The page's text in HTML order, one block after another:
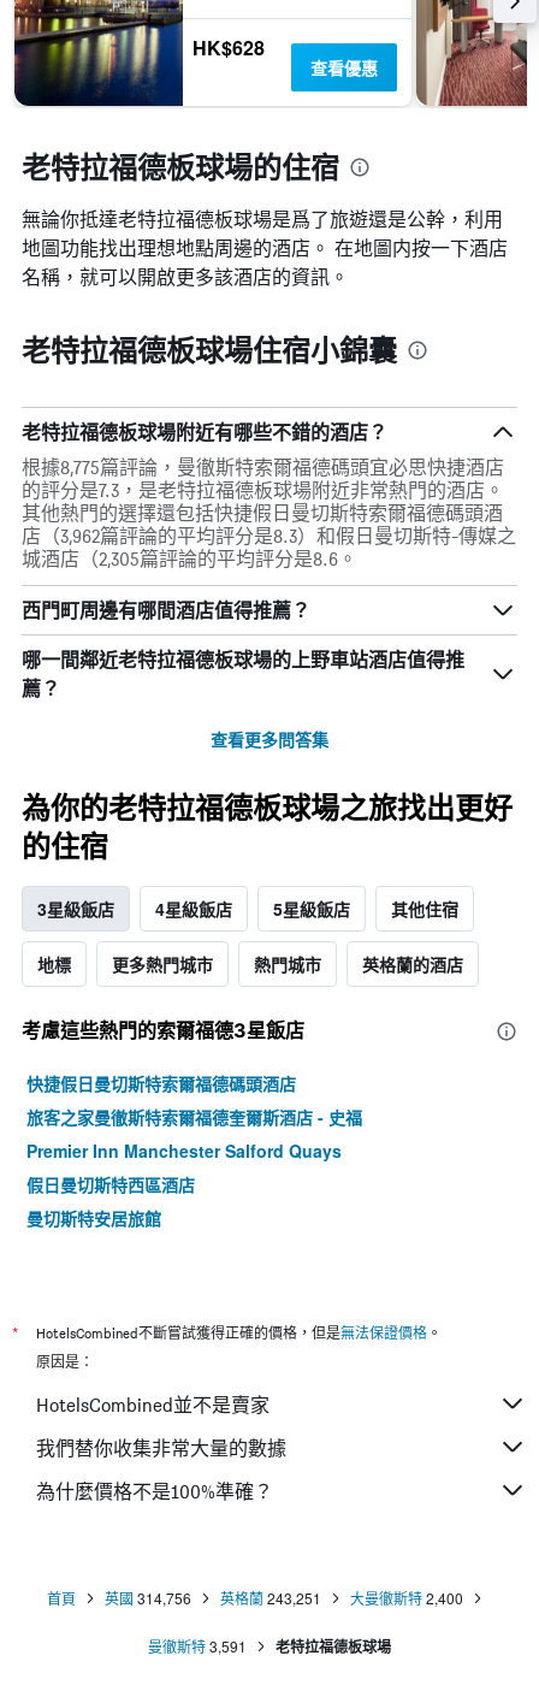
HK$628
查看優惠
老特拉福德板球場的住宿
無論你抵達老特拉福德板球場​是爲了旅遊還是公幹，利用
地圖功能找出理想地點周邊的酒店。 在地圖内按一下酒店
名稱，就可以開啟更多該酒店的資訊。
老特拉福德板球場住宿小錦囊
老特拉福德板球場附近有哪些不錯的酒店？
根據8,775篇評論，曼徹斯特索爾福德碼頭宜必思快捷酒店
的評分是7.3，是老特拉福德板球場附近非常熱門的酒店。
其他熱門的選擇還包括快捷假日曼切斯特索爾福德碼頭酒
店（3,962篇評論的平均評分是8.3）和假日曼切斯特-傳媒之
城酒店（2,305篇評論的平均評分是8.6。
西門町周邊有哪間酒店值得推薦？
哪一間鄰近老特拉福德板球場的上野車站酒店值得推
薦？
查看更多問答集
為你的老特拉福德板球場之旅找出更好
的住宿
3星級飯店 4星級飯店 5星級飯店 其他住宿
地標 更多熱門城市 熱門城市 英格蘭的酒店
考慮這些熱門的索爾福德3星​飯店
快捷假日曼切斯特索爾福德碼頭酒店
旅客之家曼徹斯特索爾福德奎爾斯酒店 - 史福
Premier Inn Manchester Salford Quays
假日曼切斯特西區酒店
曼切斯特安居旅館
* HotelsCombined不斷嘗試獲得正確的價格，但是無法保證價格 。
原因是：
HotelsCombined並不是賣家
我們替你收集非常大量的數據
為什麼價格不是100%準確？
首頁 英國 314,756 英格蘭243,251 大曼徹斯特2,400
曼徹斯特3,591 老特拉福德板球場